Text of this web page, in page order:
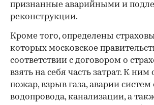
признанные аварийными и
реконструкции.
Кроме того, определены
которых московское
соответствии с договором о
взять на себя часть затрат. К ним
пожар, взрыв газа, аварии систем
водопровода, канализации, а